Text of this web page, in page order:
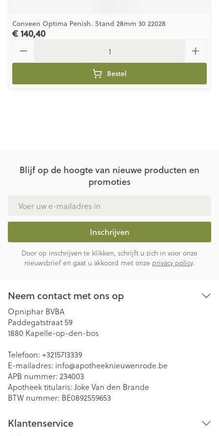
Conveen Optima Penish. Stand 28mm 30 22028
€ 140,40
Bestel
Blijf op de hoogte van nieuwe producten en
promoties
Inschrijven
Door op inschrijven te klikken, schrijft u zich in voor onze
nieuwsbrief en gaat u akkoord met onze privacy policy.
Neem contact met ons op
Opniphar BVBA
Paddegatstraat 59
1880 Kapelle-op-den-bos
Telefoon: +3215713339
E-mailadres: info@apotheeknieuwenrode.be
APB nummer: 234003
Apotheek titularis: Joke Van den Brande
BTW nummer: BE0892559653
Klantenservice